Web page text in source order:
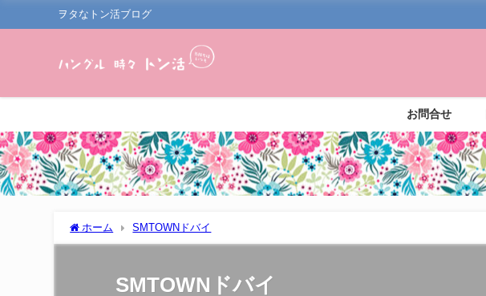
ヲタなトン活ブログ
お問合せ
ホーム SMTOWNドバイ
SMTOWNドバイ